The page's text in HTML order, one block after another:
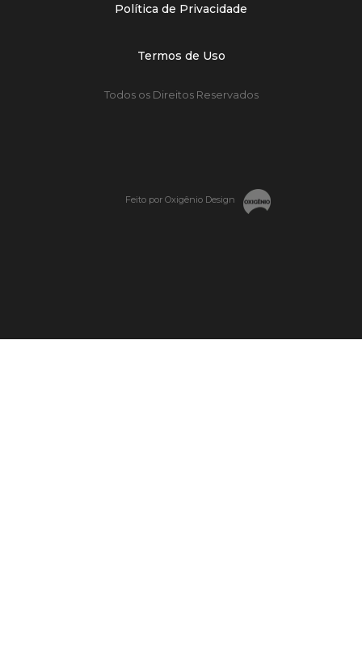
Política de Privacidade
Termos de Uso
Todos os Direitos Reservados
Feito por Oxigênio Design